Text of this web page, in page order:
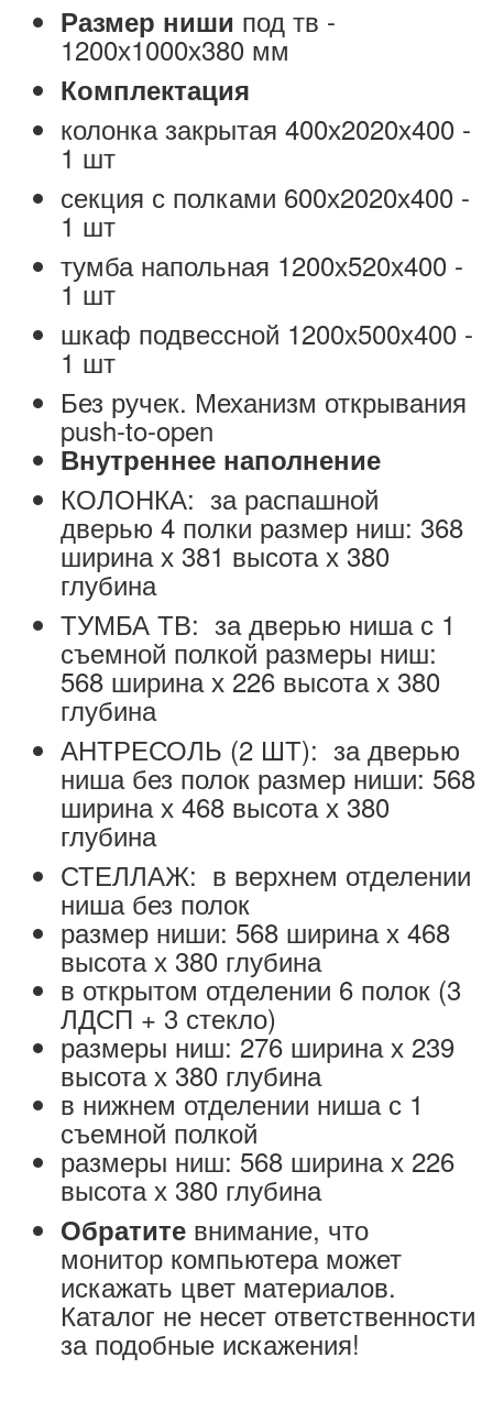
Размер ниши под тв -
1200х1000х380 мм
Комплектация
колонка закрытая 400х2020х400 -
1 шт
секция с полками 600х2020х400 -
1 шт
тумба напольная 1200х520х400 -
1 шт
шкаф подвессной 1200х500х400 -
1 шт
Без ручек. Механизм открывания
push-to-open
Внутреннее наполнение
КОЛОНКА: за распашной
дверью 4 полки размер ниш: 368
ширина х 381 высота х 380
глубина
ТУМБА ТВ: за дверью ниша с 1
съемной полкой размеры ниш:
568 ширина х 226 высота х 380
глубина
АНТРЕСОЛЬ (2 ШТ): за дверью
ниша без полок размер ниши: 568
ширина х 468 высота х 380
глубина
СТЕЛЛАЖ: в верхнем отделении
ниша без полок
размер ниши: 568 ширина х 468
высота х 380 глубина
в открытом отделении 6 полок (3
ЛДСП + 3 стекло)
размеры ниш: 276 ширина х 239
высота х 380 глубина
в нижнем отделении ниша с 1
съемной полкой
размеры ниш: 568 ширина х 226
высота х 380 глубина
Обратите внимание, что
монитор компьютера может
искажать цвет материалов.
Каталог не несет ответственности
за подобные искажения!